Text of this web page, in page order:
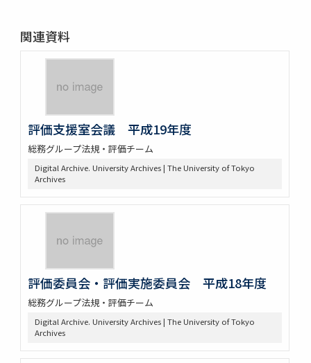
関連資料
評価支援室会議 平成19年度
総務グループ法規・評価チーム
Digital Archive. University Archives | The University of Tokyo
Archives
評価委員会・評価実施委員会 平成18年度
総務グループ法規・評価チーム
Digital Archive. University Archives | The University of Tokyo
Archives